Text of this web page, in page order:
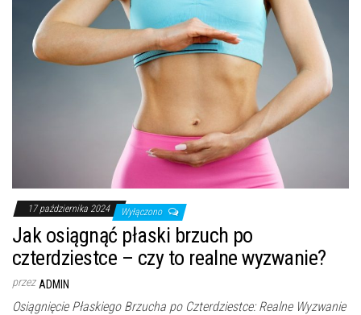
17 października 2024 Wyłączono
Jak osiągnąć płaski brzuch po
czterdziestce – czy to realne wyzwanie?
przez ADMIN
Osiągnięcie Płaskiego Brzucha po Czterdziestce: Realne Wyzwanie